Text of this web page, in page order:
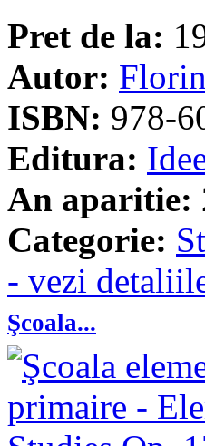
Pret de la:
Autor:
ISBN: 978-
Editura:
An aparitie:
Categorie:
- vezi
Şcoala...